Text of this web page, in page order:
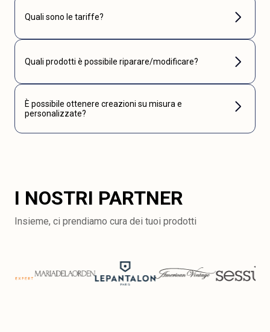
Quali sono le tariffe?
Quali prodotti è possibile riparare/modificare?
È possibile ottenere creazioni su misura e
personalizzate?
I NOSTRI PARTNER
Insieme, ci prendiamo cura dei tuoi prodotti